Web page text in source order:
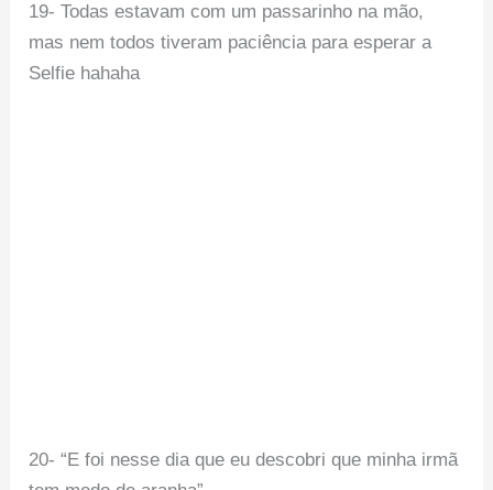
19- Todas estavam com um passarinho na mão,
mas nem todos tiveram paciência para esperar a
Selfie hahaha
20- “E foi nesse dia que eu descobri que minha irmã